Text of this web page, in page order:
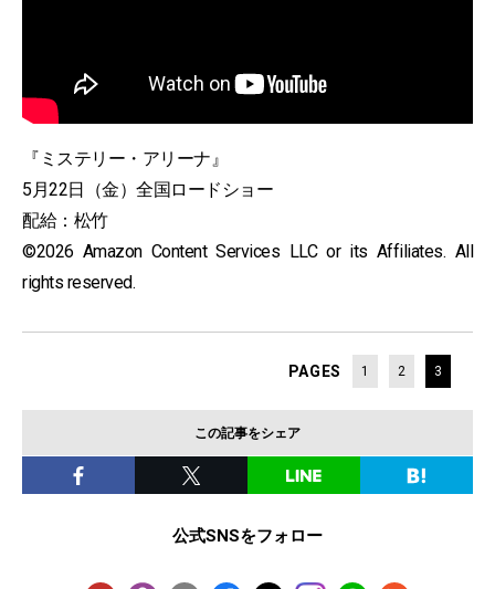
『ミステリー・アリーナ』
5月22日（金）全国ロードショー
配給：松竹
©2026 Amazon Content Services LLC or its Affiliates. All
rights reserved.
PAGES 1 2 3
この記事をシェア
公式SNSをフォロー